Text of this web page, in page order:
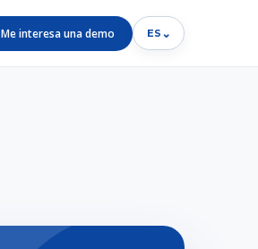
Me interesa una demo ES ⌄